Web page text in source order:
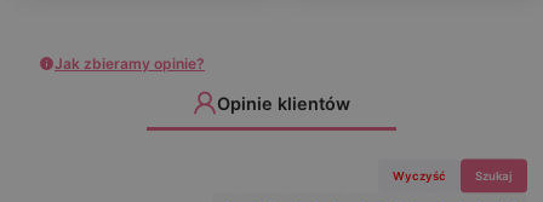
Jak zbieramy opinie?
Opinie klientów
Wyczyść Szukaj